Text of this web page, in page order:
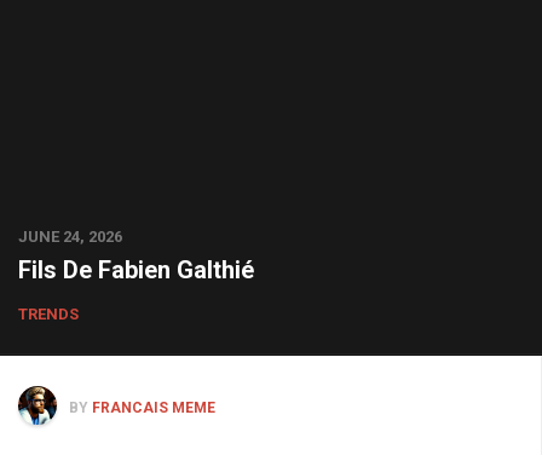
JUNE 24, 2026
Fils De Fabien Galthié
TRENDS
BY FRANCAIS MEME